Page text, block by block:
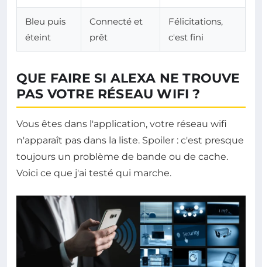
Bleu puis
éteint
Connecté et
prêt
Félicitations,
c'est fini
QUE FAIRE SI ALEXA NE TROUVE
PAS VOTRE RÉSEAU WIFI ?
Vous êtes dans l'application, votre réseau wifi
n'apparaît pas dans la liste. Spoiler : c'est presque
toujours un problème de bande ou de cache.
Voici ce que j'ai testé qui marche.